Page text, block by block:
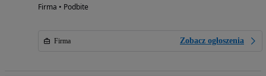
Firma • Podbite
Firma Zobacz ogłoszenia